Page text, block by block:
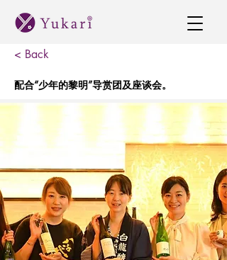
< Back
配合“少年的黎明”导赏团及座谈会。